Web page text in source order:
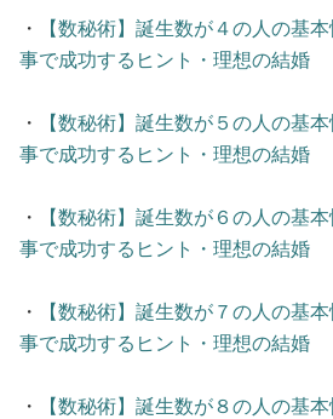
・
【数秘術】誕生数が４の人の基
事で成功するヒント・理想の結婚
・
【数秘術】誕生数が５の人の基
事で成功するヒント・理想の結婚
・
【数秘術】誕生数が６の人の基
事で成功するヒント・理想の結婚
・
【数秘術】誕生数が７の人の基
事で成功するヒント・理想の結婚
・
【数秘術】誕生数が８の人の基